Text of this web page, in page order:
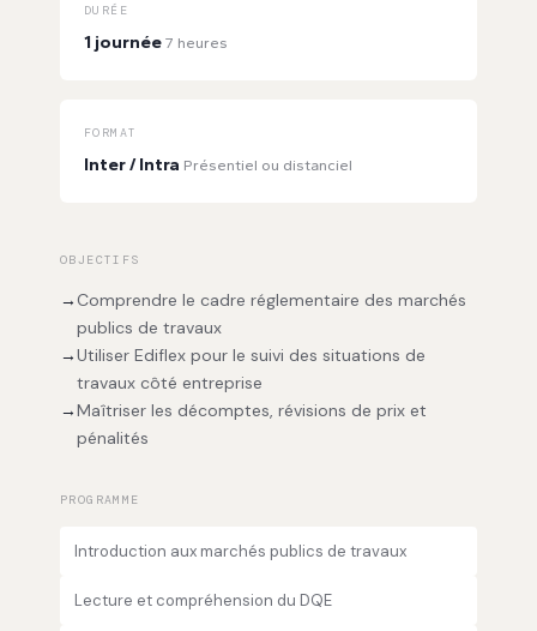
DURÉE
1 journée 7 heures
FORMAT
Inter / Intra Présentiel ou distanciel
OBJECTIFS
→ Comprendre le cadre réglementaire des marchés
publics de travaux
→Utiliser Ediflex pour le suivi des situations de
travaux côté entreprise
→Maîtriser les décomptes, révisions de prix et
pénalités
PROGRAMME
Introduction aux marchés publics de travaux
Lecture et compréhension du DQE